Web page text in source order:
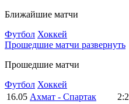
Ближайшие матчи
Футбол Хоккей
Прошедшие матчи развернуть
Прошедшие матчи
Футбол Хоккей
16.05 Ахмат - Спартак 2:2